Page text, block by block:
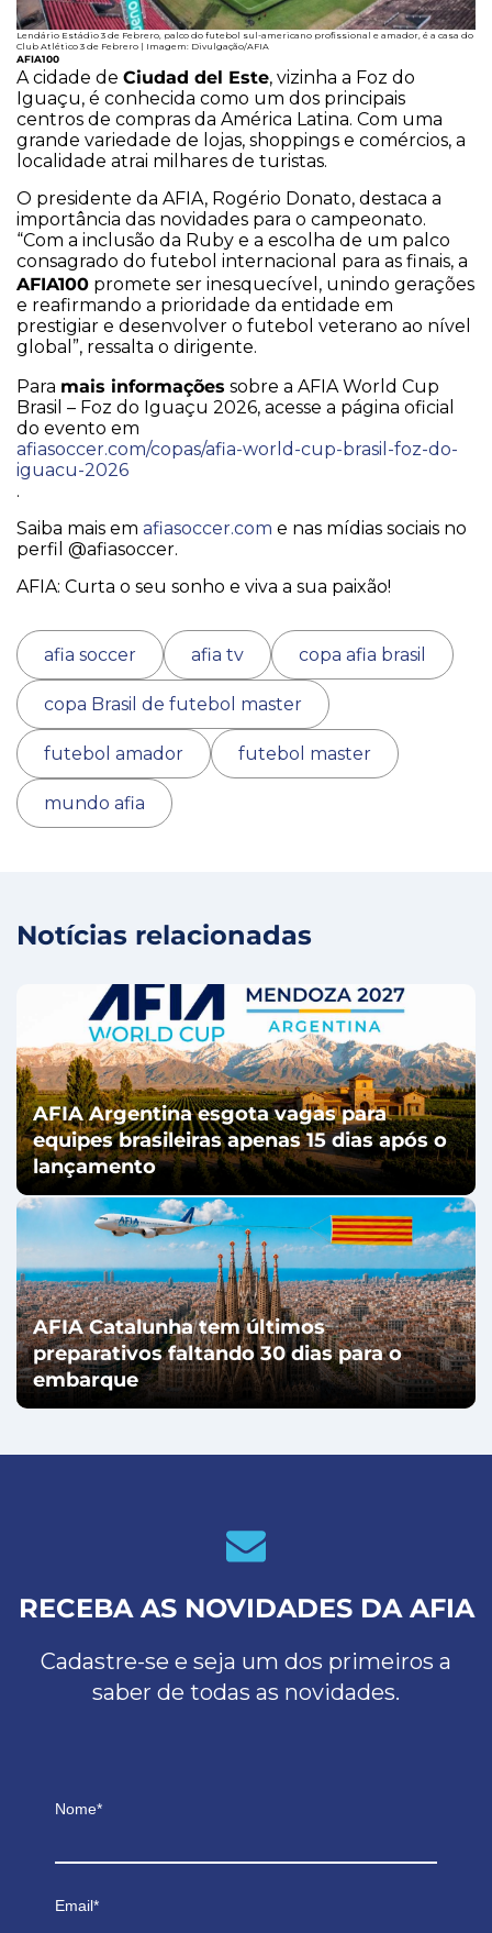
Lendário Estádio 3 de Febrero, palco do futebol sul-americano profissional e amador, é a casa do
Club Atlético 3 de Febrero | Imagem: Divulgação/AFIA
AFIA100
A cidade de Ciudad del Este, vizinha a Foz do
Iguaçu, é conhecida como um dos principais
centros de compras da América Latina. Com uma
grande variedade de lojas, shoppings e comércios, a
localidade atrai milhares de turistas.
O presidente da AFIA, Rogério Donato, destaca a
importância das novidades para o campeonato.
“Com a inclusão da Ruby e a escolha de um palco
consagrado do futebol internacional para as finais, a
AFIA100 promete ser inesquecível, unindo gerações
e reafirmando a prioridade da entidade em
prestigiar e desenvolver o futebol veterano ao nível
global”, ressalta o dirigente.
Para mais informações sobre a AFIA World Cup
Brasil – Foz do Iguaçu 2026, acesse a página oficial
do evento em
afiasoccer.com/copas/afia-world-cup-brasil-foz-do-
iguacu-2026
.
Saiba mais em afiasoccer.com e nas mídias sociais no
perfil @afiasoccer.
AFIA: Curta o seu sonho e viva a sua paixão!
afia soccer afia tv copa afia brasil
copa Brasil de futebol master
futebol amador futebol master
mundo afia
Notícias relacionadas
AFIA Argentina esgota vagas para
equipes brasileiras apenas 15 dias após o
lançamento
AFIA Catalunha tem últimos
preparativos faltando 30 dias para o
embarque
RECEBA AS NOVIDADES DA AFIA
Cadastre-se e seja um dos primeiros a
saber de todas as novidades.
Nome*
Email*